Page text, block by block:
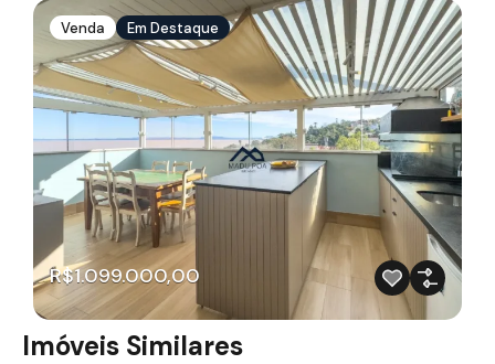
Venda Em Destaque
R$1.099.000,00
Imóveis Similares